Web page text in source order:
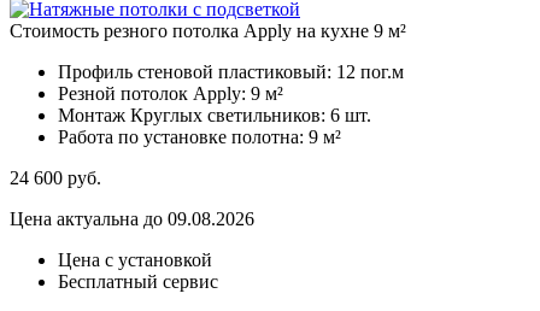
Стоимость резного потолка Apply на кухне 9 м²
Профиль стеновой пластиковый: 12 пог.м
Резной потолок Apply: 9 м²
Монтаж Круглых светильников: 6 шт.
Работа по установке полотна: 9 м²
24 600 руб.
Цена актуальна до 09.08.2026
Цена с установкой
Бесплатный сервис